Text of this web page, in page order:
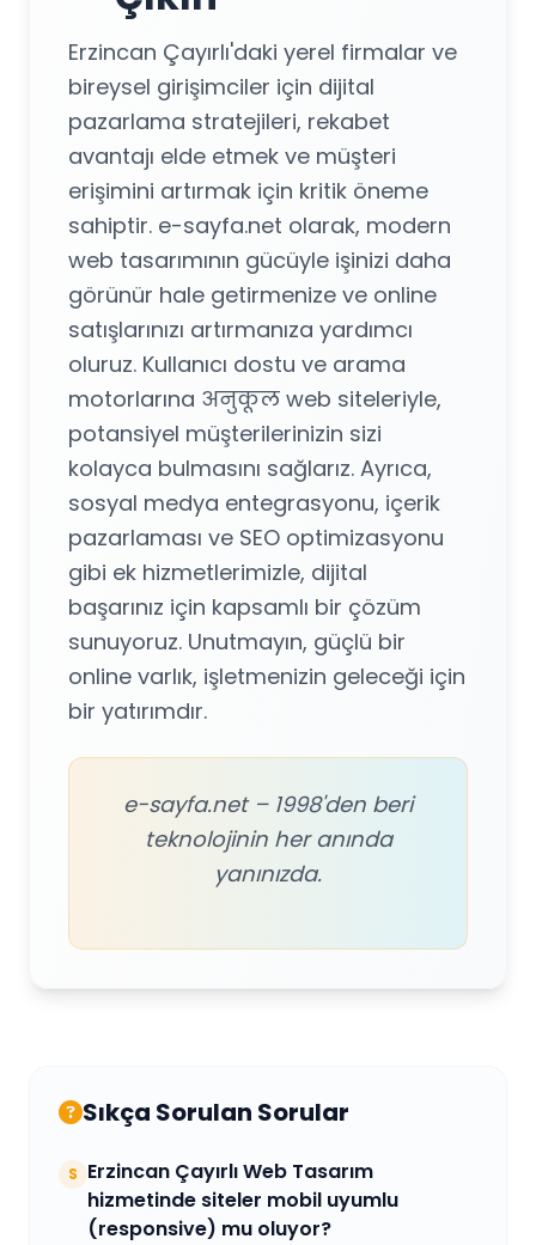
Erzincan Çayırlı'daki yerel firmalar ve
bireysel girişimciler için dijital
pazarlama stratejileri, rekabet
avantajı elde etmek ve müşteri
erişimini artırmak için kritik öneme
sahiptir. e-sayfa.net olarak, modern
web tasarımının gücüyle işinizi daha
görünür hale getirmenize ve online
satışlarınızı artırmanıza yardımcı
oluruz. Kullanıcı dostu ve arama
motorlarına अनुकूल web siteleriyle,
potansiyel müşterilerinizin sizi
kolayca bulmasını sağlarız. Ayrıca,
sosyal medya entegrasyonu, içerik
pazarlaması ve SEO optimizasyonu
gibi ek hizmetlerimizle, dijital
başarınız için kapsamlı bir çözüm
sunuyoruz. Unutmayın, güçlü bir
online varlık, işletmenizin geleceği için
bir yatırımdır.
e-sayfa.net – 1998'den beri
teknolojinin her anında
yanınızda.
Sıkça Sorulan Sorular
S Erzincan Çayırlı Web Tasarım
hizmetinde siteler mobil uyumlu
(responsive) mu oluyor?